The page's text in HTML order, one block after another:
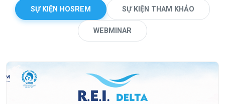
SỰ KIỆN HOSREM SỰ KIỆN THAM KHẢO
WEBMINAR